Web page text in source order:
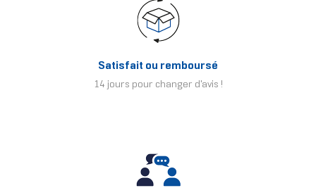
Satisfait ou remboursé
14 jours pour changer d'avis !